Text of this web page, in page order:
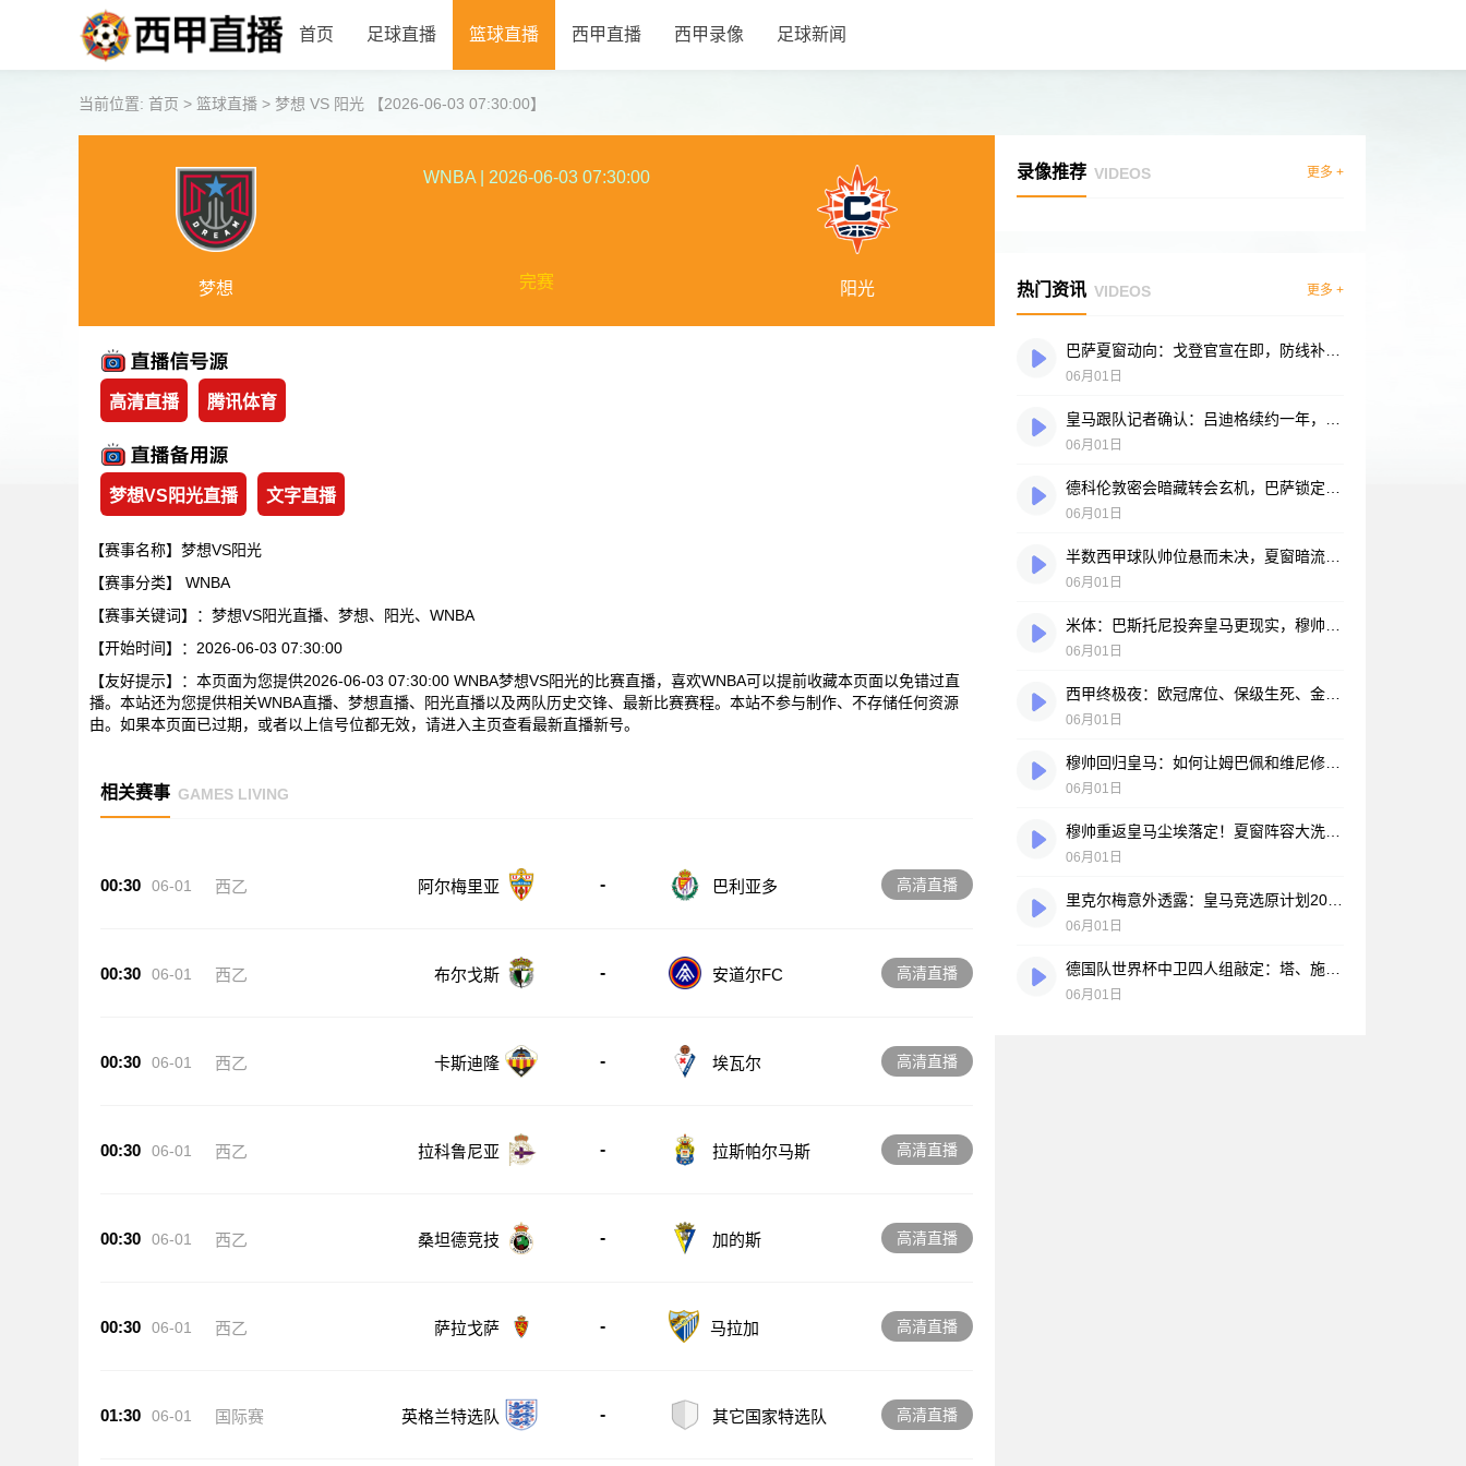
首页 足球直播 篮球直播 西甲直播 西甲录像 足球新闻
当前位置: 首页 > 篮球直播 > 梦想 VS 阳光 【2026-06-03 07:30:00】
梦想
WNBA 2026-06-03 07:30:00
完赛 阳光
高清直播 腾讯体育
梦想VS阳光直播 文字直播
【赛事名称】梦想VS阳光
【赛事分类】 WNBA
【赛事关键词】：梦想VS阳光直播、梦想、阳光、WNBA
【开始时间】：2026-06-03 07:30:00
【友好提示】：本页面为您提供2026-06-03 07:30:00 WNBA梦想VS阳光的比赛直播，喜欢WNBA可以提前收藏本页面以免错过直
播。本站还为您提供相关WNBA直播、梦想直播、阳光直播以及两队历史交锋、最新比赛赛程。本站不参与制作、不存储任何资源
由。如果本页面已过期，或者以上信号位都无效，请进入主页查看最新直播新号。
相关赛事 GAMES LIVING
00:30 06-01 西乙 阿尔梅里亚 - 巴利亚多 高清直播
00:30 06-01 西乙 布尔戈斯 - 安道尔FC 高清直播
00:30 06-01 西乙 卡斯迪隆 - 埃瓦尔 高清直播
00:30 06-01 西乙 拉科鲁尼亚 - 拉斯帕尔马斯 高清直播
00:30 06-01 西乙 桑坦德竞技 - 加的斯 高清直播
00:30 06-01 西乙 萨拉戈萨 - 马拉加 高清直播
01:30 06-01 国际赛 英格兰特选队 - 其它国家特选队 高清直播
录像推荐 VIDEOS 更多 +
热门资讯 VIDEOS 更多 +
06月01日
06月01日
06月01日
06月01日
06月01日
06月01日
06月01日
06月01日
06月01日
06月01日